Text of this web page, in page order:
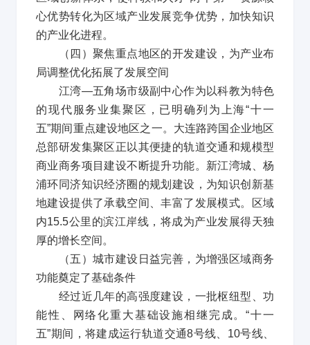
心优势转化为区域产业发展竞争优势，加快知识
的产业化进程。
（四）聚焦重点地区的开发建设，为产业布
局调整优化拓展了发展空间
江湾—五角场市级副中心作为以科教为特色
的现代服务业集聚区，已明确列为上海“十一
五”期间重点建设地区之一。大连路跨国企业地区
总部研发集聚区正以其便捷的轨道交通和规模型
商业商务项目建设不断提升功能。新江湾城、杨
浦环同济知识经济圈的规划建设，为知识创新基
地建设提供了承载空间、丰富了发展模式。区域
内15.5公里的滨江岸线，将成为产业发展得天独
厚的增长空间。
（五）城市建设日益完善，为增强区域商务
功能奠定了基础条件
经过近几年的高强度建设，一批枢纽型、功
能性、网络化重大基础设施相继完成。“十一
五”期间，将建成运行轨道交通8号线、 10号线、